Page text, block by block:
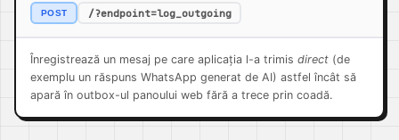
POST /?endpoint=log_outgoing
Înregistrează un mesaj pe care aplicația l-a trimis direct (de
exemplu un răspuns WhatsApp generat de AI) astfel încât să
apară în outbox-ul panoului web fără a trece prin coadă.